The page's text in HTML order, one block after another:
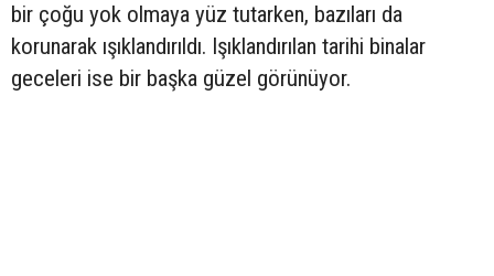
bir çoğu yok olmaya yüz tutarken, bazıları da
korunarak ışıklandırıldı. Işıklandırılan tarihi binalar
geceleri ise bir başka güzel görünüyor.